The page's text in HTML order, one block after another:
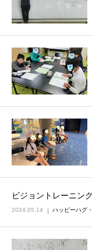
ビジョントレーニン
2024.05.14 ハッピーハグ